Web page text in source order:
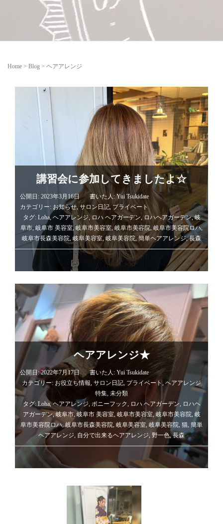
Home > Blog > ヘアアレンジ
講習会に参加してきましたよ☆
公開日: 2023年3月16日 書いた人:Yui Tsukidate
カテゴリー: お知らせ,サロン日記, プライベート
タグ: Loha, ヘアアレンジ, ロハ ヘアガーデン,ロハヘアガーデン,岐
阜市,岐阜市 美容室, 岐阜市美容室, 岐阜市美容院,岐阜市美容院ロハ,
岐阜市長森美容院, 岐阜美容室, 岐阜美容院, 簡単ヘアアレンジ,長森
ヘアアレンジ★
公開日: 2022年7月17日 書いた人: Yui Tsukidate
カテゴリー: お役立ち情報, サロン日記, プライベート , ヘアアレンジ
特集, 未分類
タグ: Loha,ヘアアレンジ, ポニーフック, ロハ ヘアガーデン, ロハヘ
アガーデン, 岐阜市, 岐阜市 美容室, 岐阜市美容室, 岐阜市美容院, 岐
阜市美容院ロハ,岐阜市長森美容院, 岐阜美容室, 岐阜美容院, 猫, 簡単
ヘアアレンジ, 自分で出来るヘアアレンジ, 野一色,長森